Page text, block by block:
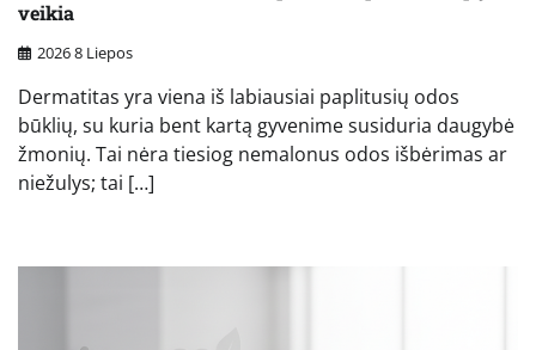
veikia
2026 8 Liepos
Dermatitas yra viena iš labiausiai paplitusių odos
būklių, su kuria bent kartą gyvenime susiduria daugybė
žmonių. Tai nėra tiesiog nemalonus odos išbėrimas ar
niežulys; tai […]